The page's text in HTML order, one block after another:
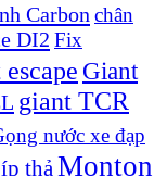
Carbon chân
DI2 Fix
Giant
giant TCR
nước xe đạp
thảMonton